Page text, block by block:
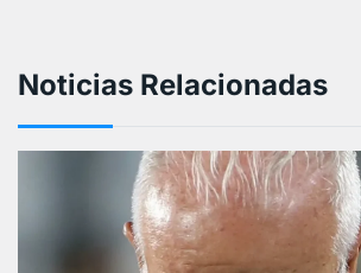
Noticias Relacionadas